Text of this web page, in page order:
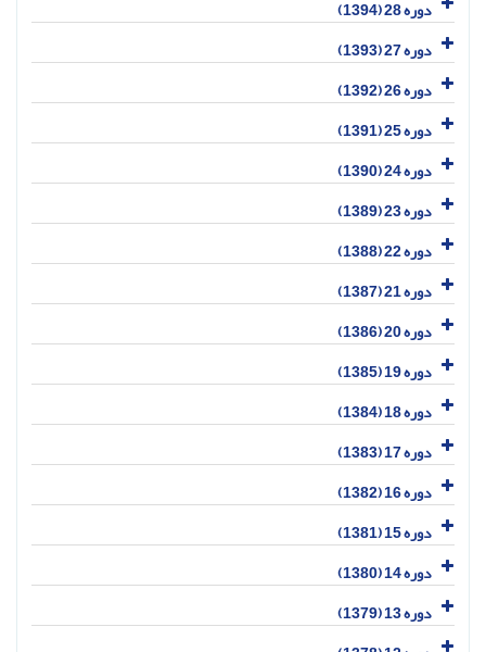
دوره 28 (1394)
دوره 27 (1393)
دوره 26 (1392)
دوره 25 (1391)
دوره 24 (1390)
دوره 23 (1389)
دوره 22 (1388)
دوره 21 (1387)
دوره 20 (1386)
دوره 19 (1385)
دوره 18 (1384)
دوره 17 (1383)
دوره 16 (1382)
دوره 15 (1381)
دوره 14 (1380)
دوره 13 (1379)